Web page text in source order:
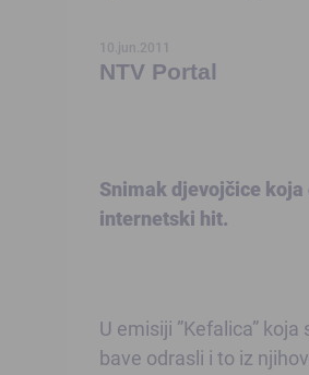
10.jun.2011
NTV Portal
Snimak djevojčice
internetski hit.
U emisiji ”Kefalica”
bave odrasli i to iz